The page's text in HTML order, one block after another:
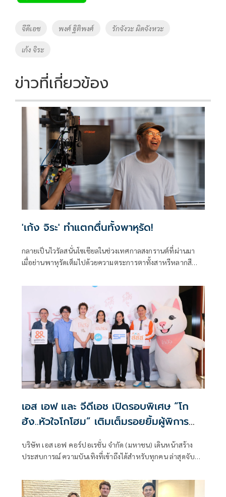
b
o
o
k
er y
Li
Tags
จีดีเอช พงศ์ ฐิติพงศ์ รักจังวะ ผิดจังหวะ
เก้ง จิระ
ข่าวที่เกี่ยวข้อง
'เก้ง จิระ' ทำแตกตื่นทั้งพาหุรัด!
กลายเป็นไวรัลสนั่นโซเชียลในช่วงเทศกาลสงกรานต์ที่ผ่านมา
เมื่อย่านพาหุรัดเต็มไปด้วยความตระการตาทั้งสาหรีหลากสี
จนหลายคนตั้งคำถามว่า “หรือจะมีหนังอินเดียมาถ่ายทำใน
เอส เอฟ และ จีดีเอช เปิดรอบพิเศษ “โก
ฮัง..หัวใจโกโฮม” เติมเต็มรอยยิ้มผู้พิการ
ทางการเห็น ผ่านแอปฯ PANNANA
บริษัท เอส เอฟ คอร์ปอเรชั่น จำกัด (มหาชน) เดินหน้าสร้าง
ประสบการณ์ ความบันเทิงที่เข้าถึงได้สำหรับทุกคน ล่าสุดจับมือ